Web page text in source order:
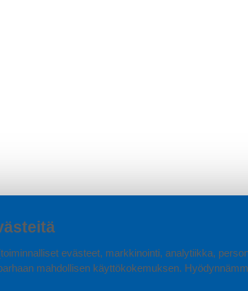
evästeet, markkinointi, analytiikka,
mahdollisen käyttökokemuksen.